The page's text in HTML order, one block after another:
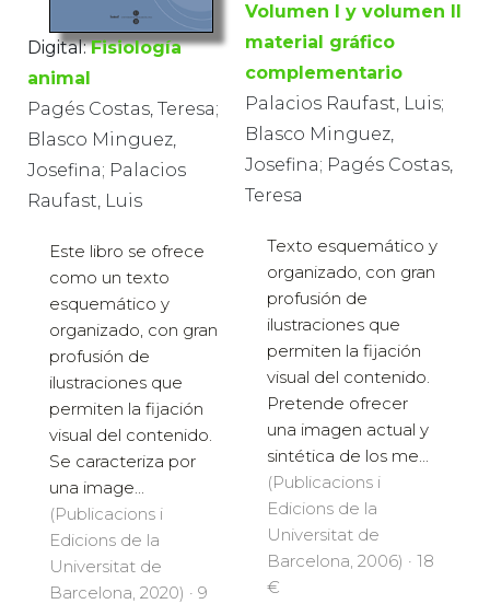
Digital: Fisiología
animal
Pagés Costas, Teresa;
Blasco Minguez,
Josefina; Palacios
Raufast, Luis
Este libro se ofrece
como un texto
esquemático y
organizado, con gran
profusión de
ilustraciones que
permiten la fijación
visual del contenido.
Se caracteriza por
una image...
(Publicacions i
Edicions de la
Universitat de
Barcelona, 2020) · 9
Volumen I y volumen II
material gráfico
complementario
Palacios Raufast, Luis;
Blasco Minguez,
Josefina; Pagés Costas,
Teresa
Texto esquemático y
organizado, con gran
profusión de
ilustraciones que
permiten la fijación
visual del contenido.
Pretende ofrecer
una imagen actual y
sintética de los me...
(Publicacions i
Edicions de la
Universitat de
Barcelona, 2006) · 18
€